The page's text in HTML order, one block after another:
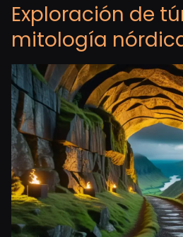
Exploración de
mitología